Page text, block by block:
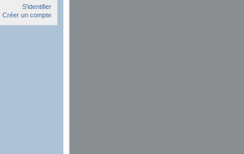
S'identifier
Créer un compte